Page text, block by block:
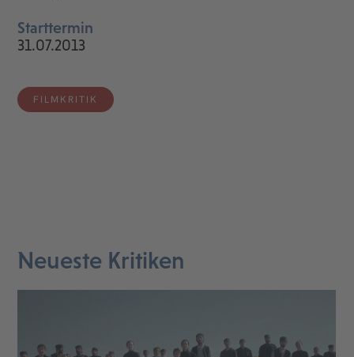
Starttermin
31.07.2013
FILMKRITIK
Neueste Kritiken